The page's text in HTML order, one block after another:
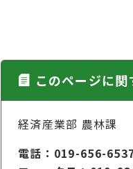
このページに
経済産業部 農林課
電話
019-656-